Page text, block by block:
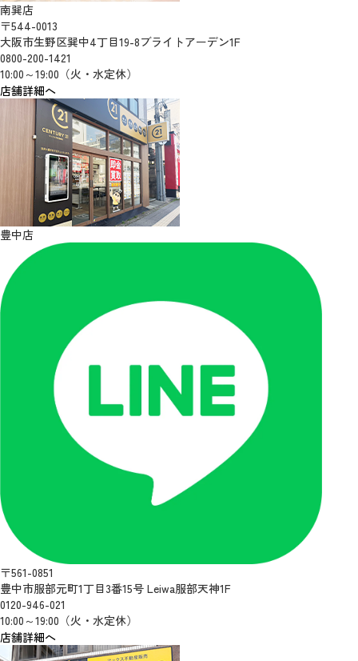
南巽店
〒544-0013
大阪市生野区巽中4丁目19-8ブライトアーデン1F
0800-200-1421
10:00～19:00（火・水定休）
店舗詳細へ
豊中店
〒561-0851
豊中市服部元町1丁目3番15号 Leiwa服部天神1F
0120-946-021
10:00～19:00（火・水定休）
店舗詳細へ